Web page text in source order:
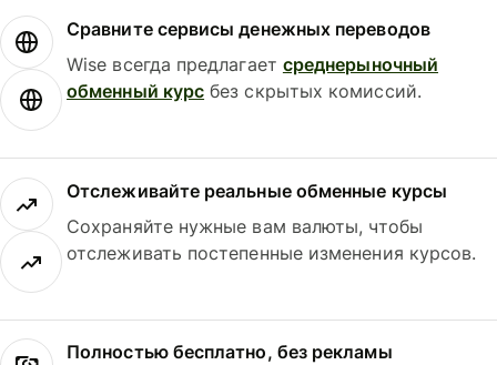
Сравните сервисы денежных переводов
Wise всегда предлагает среднерыночный
обменный курс без скрытых комиссий.
Отслеживайте реальные обменные курсы
Сохраняйте нужные вам валюты, чтобы
отслеживать постепенные изменения курсов.
Полностью бесплатно, без рекламы